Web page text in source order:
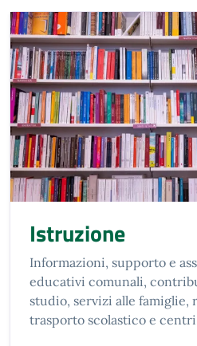
Istruzione
Informazioni, supporto e
educativi comunali,
studio, servizi alle famiglie,
trasporto scolastico e